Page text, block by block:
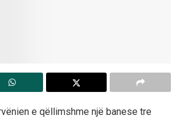
e qëllimshme një banese tre